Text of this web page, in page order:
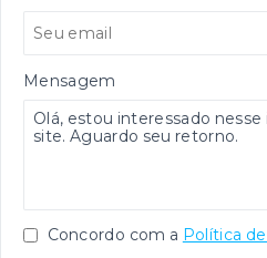
Mensagem
Concordo com a Política